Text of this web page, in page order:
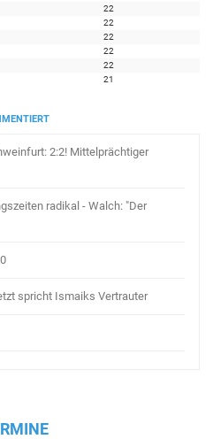
22
22
22
22
22
21
2:2! Mittelprächtiger
radikal - Walch: "Der
spricht Ismaiks Vertrauter